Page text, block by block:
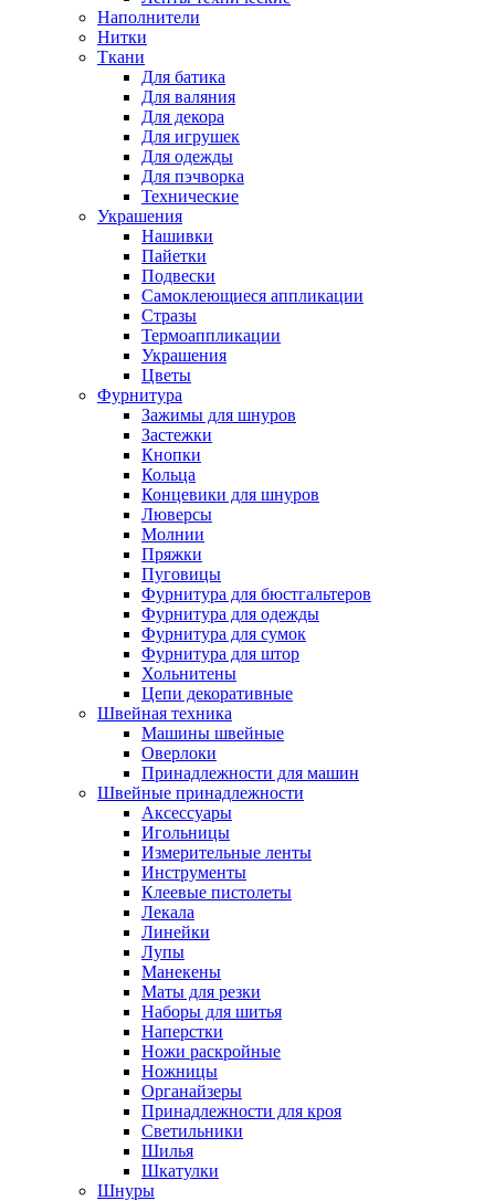
Наполнители
Нитки
Ткани
Для батика
Для валяния
Для декора
Для игрушек
Для одежды
Для пэчворка
Технические
Украшения
Нашивки
Пайетки
Подвески
Самоклеющиеся аппликации
Стразы
Термоаппликации
Украшения
Цветы
Фурнитура
Зажимы для шнуров
Застежки
Кнопки
Кольца
Концевики для шнуров
Люверсы
Молнии
Пряжки
Пуговицы
Фурнитура для бюстгальтеров
Фурнитура для одежды
Фурнитура для сумок
Фурнитура для штор
Хольнитены
Цепи декоративные
Швейная техника
Машины швейные
Оверлоки
Принадлежности для машин
Швейные принадлежности
Аксессуары
Игольницы
Измерительные ленты
Инструменты
Клеевые пистолеты
Лекала
Линейки
Лупы
Манекены
Маты для резки
Наборы для шитья
Наперстки
Ножи раскройные
Ножницы
Органайзеры
Принадлежности для кроя
Светильники
Шилья
Шкатулки
Шнуры